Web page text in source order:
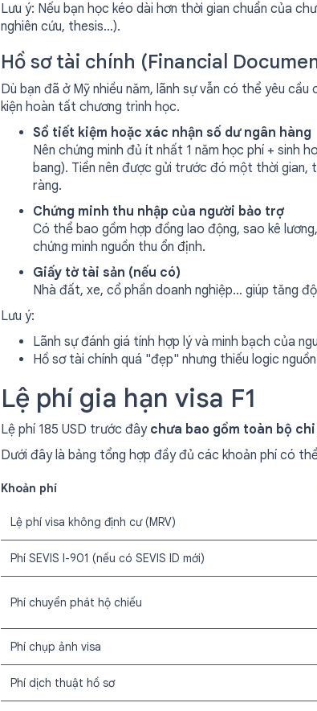
Lưu ý: Nếu bạn học kéo dài hơn thời gian chuẩn của
nghiên cứu, thesis…).
Hồ sơ tài chính (Financial
Dù bạn đã ở Mỹ nhiều năm, lãnh sự vẫn có thể yêu
kiện hoàn tất chương trình học.
Sổ tiết kiệm hoặc xác nhận số dư ngân hàng
Nên chứng minh đủ ít nhất 1 năm học phí +
bang). Tiền nên được gửi trước đó một thời gian,
ràng.
Chứng minh thu nhập của người bảo trợ
Có thể bao gồm hợp đồng lao động, sao kê
chứng minh nguồn thu ổn định.
Giấy tờ tài sản (nếu có)
Nhà đất, xe, cổ phần doanh nghiệp… giúp tăng
Lưu ý:
Lãnh sự đánh giá tính hợp lý và minh bạch của
Hồ sơ tài chính quá "đẹp" nhưng thiếu logic
Lệ phí gia hạn visa F1
Lệ phí 185 USD trước đây chưa bao gồm toàn bộ
Dưới đây là bảng tổng hợp đầy đủ các khoản phí có
Khoản phí
Lệ phí visa không định cư (MRV)
Phí SEVIS I-901 (nếu có SEVIS ID mới)
Phí chuyển phát hộ chiếu
Phí chụp ảnh visa
Phí dịch thuật hồ sơ